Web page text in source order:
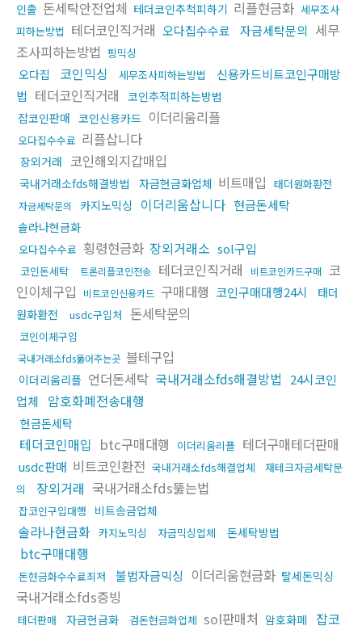
인출 돈세탁안전업체 테더코인추척피하기 리플현금화 세무조사
피하는방법 테더코인직거래 오다집수수료 자금세탁문의 세무
조사피하는방법 핑믹싱
오다집 코인믹싱 세무조사피하는방법
신용카드비트코인구매방
법 테더코인직거래 코인추적피하는방법
잡코인판매 코인신용카드 이더리움리플
오다집수수료 리플삽니다
장외거래 코인해외지갑매입
국내거래소fds해결방법 자금현금화업체 비트매입 태더원화환전
자금세탁문의 카지노믹싱 이더리움삽니다 현금돈세탁
솔라나현금화
오다집수수료 횡령현금화 장외거래소 sol구입
코인돈세탁 트론리플코인전송 테더코인직거래 비트코인카드구매 코
인이체구입
비트코인신용카드 구매대행 코인구매대행24시
태더
원화환전
usdc구입처 돈세탁문의
코인이체구입
국내거래소fds뚫어주는곳 블테구입
이더리움리플 언더돈세탁 국내거래소fds해결방법
24시코인
업체
암호화폐전송대행
현금돈세탁
테더코인매입 btc구매대행 이더리움리플 테더구매테더판매
usdc판매 비트코인환전 국내거래소fds해결업체
재테크자금세탁문
의
장외거래 국내거래소fds뚫는법
잡코인구입대행 비트송금업체
솔라나현금화 카지노믹싱 자금믹싱업체 돈세탁방법
btc구매대행
돈현금화수수료최저 불법자금믹싱 이더리움현금화 탈세돈믹싱
국내거래소fds증빙
테더판매 자금현금화 검돈현금화업체 sol판매처 암호화폐
잡코